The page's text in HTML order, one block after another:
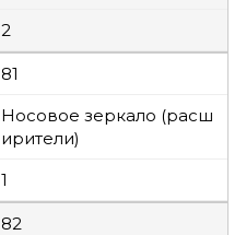
2
81
Носовое зеркало (расш
ирители)
1
82